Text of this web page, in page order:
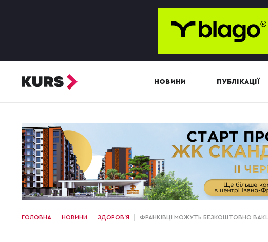
НОВИНИ ПУБЛІКАЦІЇ
ГОЛОВНА НОВИНИ ЗДОРОВ'Я ФРАНКІВЦІ МОЖУТЬ БЕЗКОШТОВНО